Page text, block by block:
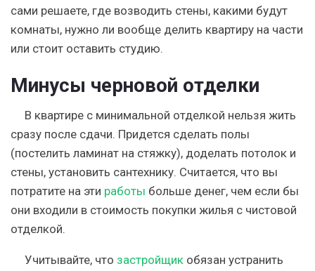
сами решаете, где возводить стены, какими будут
комнаты, нужно ли вообще делить квартиру на части
или стоит оставить студию.
Минусы черновой отделки
В квартире с минимальной отделкой нельзя жить
сразу после сдачи. Придется сделать полы
(постелить ламинат на стяжку), доделать потолок и
стены, установить сантехнику. Считается, что вы
потратите на эти работы больше денег, чем если бы
они входили в стоимость покупки жилья с чистовой
отделкой.
Учитывайте, что застройщик обязан устранить